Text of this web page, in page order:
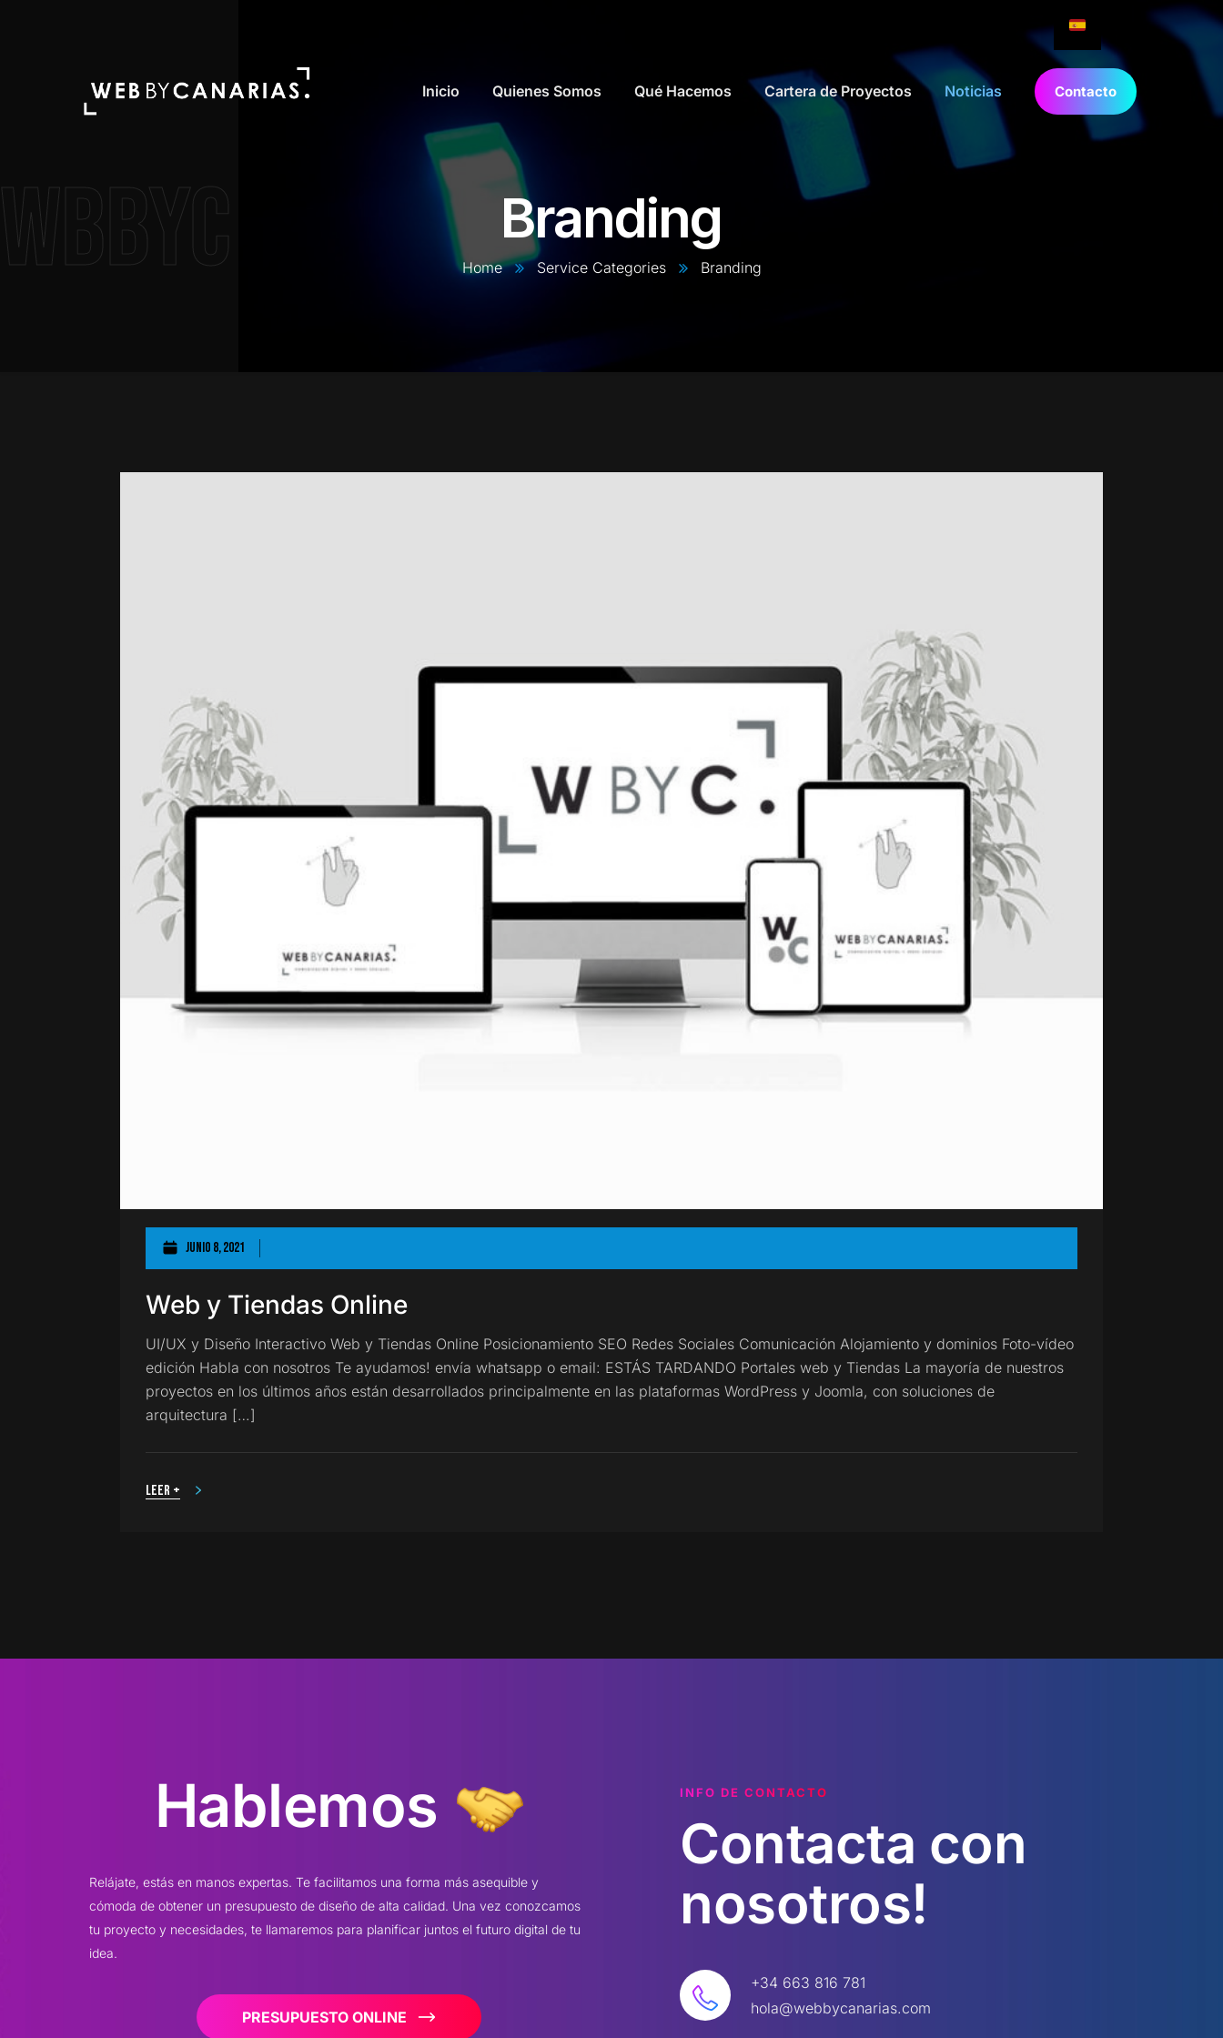
Inicio Quienes Somos Qué Hacemos Cartera de Proyectos Noticias Contacto
WBBYC Branding
Home Service Categories Branding
junio 8, 2021
Web y Tiendas Online
UI/UX y Diseño Interactivo Web y Tiendas Online Posicionamiento SEO Redes Sociales Comunicación Alojamiento y dominios Foto-vídeo
edición Habla con nosotros Te ayudamos! envía whatsapp o email: ESTÁS TARDANDO Portales web y Tiendas La mayoría de nuestros
proyectos en los últimos años están desarrollados principalmente en las plataformas WordPress y Joomla, con soluciones de
arquitectura […]
Leer +
Hablemos
Relájate, estás en manos expertas. Te facilitamos una forma más asequible y
cómoda de obtener un presupuesto de diseño de alta calidad. Una vez conozcamos
tu proyecto y necesidades, te llamaremos para planificar juntos el futuro digital de tu
idea.
PRESUPUESTO ONLINE
INFO DE CONTACTO
Contacta con
nosotros!
+34 663 816 781
hola@webbycanarias.com